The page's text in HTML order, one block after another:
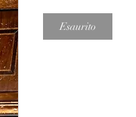
Esaurito